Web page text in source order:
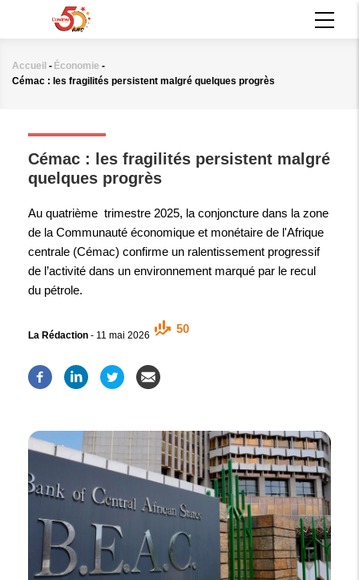
principal
Fil
Accueil - Économie -
Cémac : les fragilités persistent malgré quelques progrès
Cémac : les fragilités persistent malgré
quelques progrès
Au quatrième trimestre 2025, la conjoncture dans la zone
de la Communauté économique et monétaire de l'Afrique
centrale (Cémac) confirme un ralentissement progressif
de l’activité dans un environnement marqué par le recul
du pétrole.
La Rédaction - 11 mai 2026
50